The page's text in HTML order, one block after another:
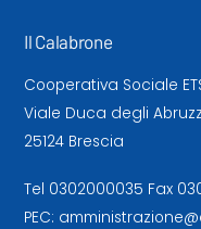
Il Calabrone
Cooperativa Sociale
Viale Duca degli
25124 Brescia
Tel 0302000035 Fax
PEC: